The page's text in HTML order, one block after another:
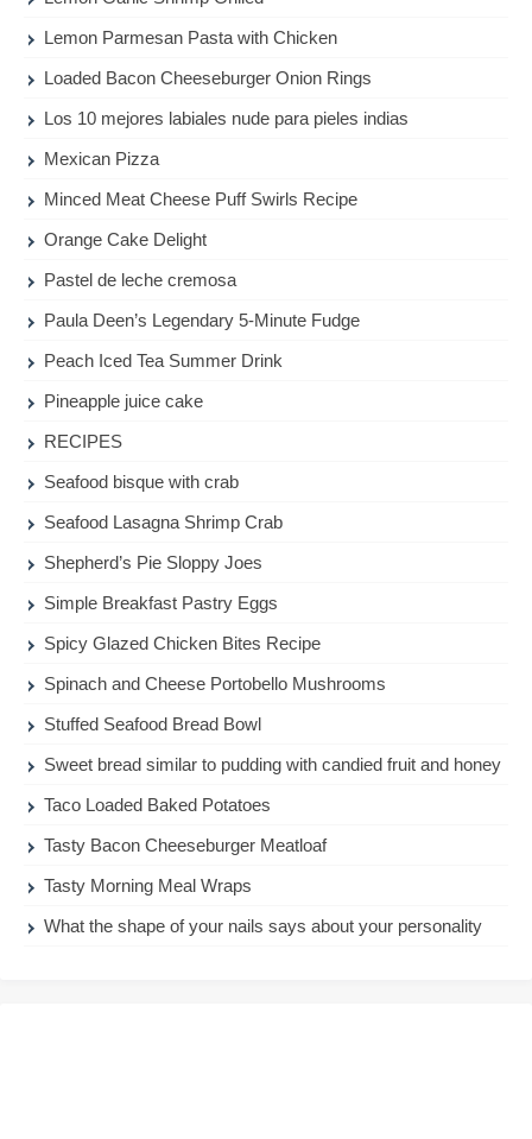
Lemon Parmesan Pasta with Chicken
Loaded Bacon Cheeseburger Onion Rings
Los 10 mejores labiales nude para pieles indias
Mexican Pizza
Minced Meat Cheese Puff Swirls Recipe
Orange Cake Delight
Pastel de leche cremosa
Paula Deen’s Legendary 5-Minute Fudge
Peach Iced Tea Summer Drink
Pineapple juice cake
RECIPES
Seafood bisque with crab
Seafood Lasagna Shrimp Crab
Shepherd’s Pie Sloppy Joes
Simple Breakfast Pastry Eggs
Spicy Glazed Chicken Bites Recipe
Spinach and Cheese Portobello Mushrooms
Stuffed Seafood Bread Bowl
Sweet bread similar to pudding with candied fruit and honey
Taco Loaded Baked Potatoes
Tasty Bacon Cheeseburger Meatloaf
Tasty Morning Meal Wraps
What the shape of your nails says about your personality